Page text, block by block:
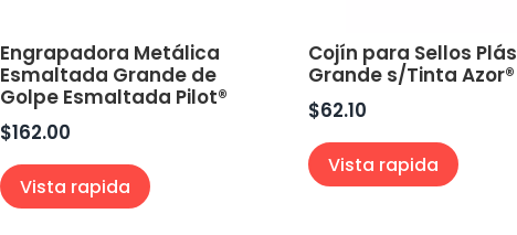
Engrapadora Metálica
Esmaltada Grande de
Golpe Esmaltada Pilot®
$162.00
Vista rapida
Cojín para Sellos
Grande s/Tinta Azor®
$62.10
Vista rapida